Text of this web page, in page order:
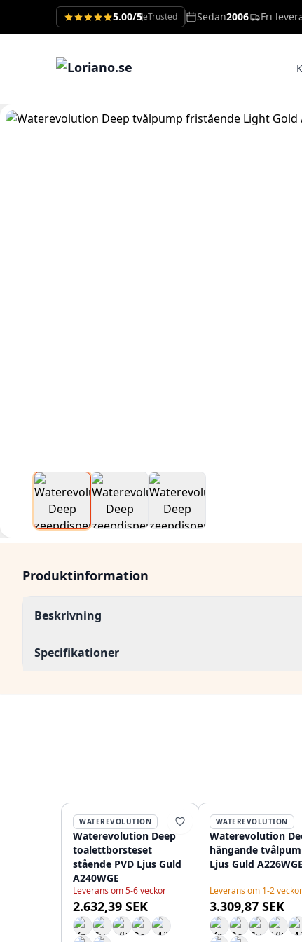
5.00/5eTrusted Sedan2006 Fri
Produktinformation
Beskrivning
Specifikationer
WATEREVOLUTION
Waterevolution Deep
toalettborsteset
stående PVD Ljus Guld
A240WGE
Leverans om 5-6 veckor
2.632,39 SEK
WATEREVOLUTION
Waterevolution
hängande
Ljus Guld A226WGE
Leverans om 1-2 veckor
3.309,87 SEK